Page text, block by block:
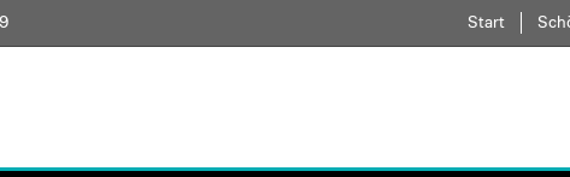
Direkt
zum
Start